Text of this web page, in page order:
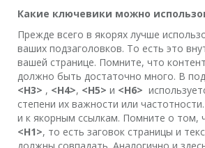
Какие ключевики можно
Прежде всего в якорях лучше
ваших подзаголовков. То есть это
вашей странице. Помните, что
должно быть достаточно много. В
<H3> , <H4>, <H5> и <H6>
степени их важности или
и к якорным ссылкам. Помните о том,
<H1>, то есть заговок страницы и